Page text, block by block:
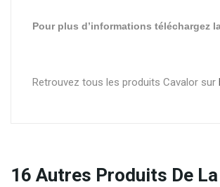
Pour plus d’informations téléchargez
Retrouvez tous les produits Cavalor sur
16 Autres Produits De